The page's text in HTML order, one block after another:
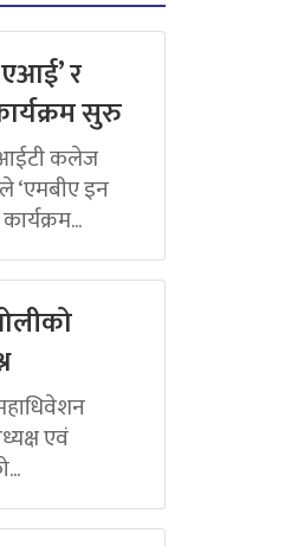
र
सुरु
आईटी कलेज
‘एमबीए इन
एवं